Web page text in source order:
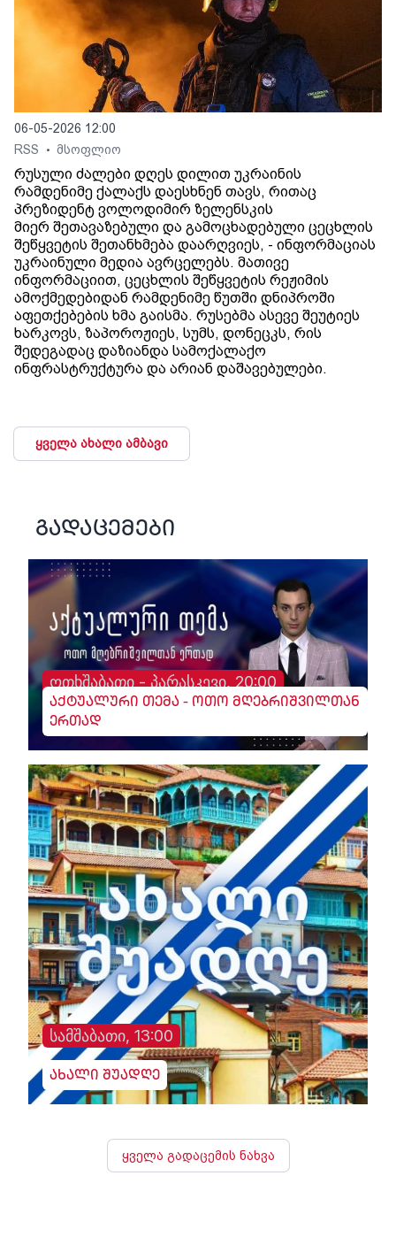
06-05-2026 12:00
RSS
• მსოფლიო
რუსული ძალები დღეს დილით უკრაინის
რამდენიმე ქალაქს დაესხნენ თავს, რითაც
პრეზიდენტ ვოლოდიმირ ზელენსკის
მიერ შეთავაზებული და გამოცხადებული ცეცხლის
შეწყვეტის შეთანხმება დაარღვიეს, - ინფორმაციას
უკრაინული მედია ავრცელებს. მათივე
ინფორმაციით, ცეცხლის შეწყვეტის რეჟიმის
ამოქმედებიდან რამდენიმე წუთში დნიპროში
აფეთქებების ხმა გაისმა. რუსებმა ასევე შეუტიეს
ხარკოვს, ზაპოროჟიეს, სუმს, დონეცკს, რის
შედეგადაც დაზიანდა სამოქალაქო
ინფრასტრუქტურა და არიან დაშავებულები.
ყველა ახალი ამბავი
გადაცემები
ოთხშაბათი - პარასკევი, 20:00
აქტუალური თემა - ოთო მღებრიშვილთან
ერთად
სამშაბათი, 13:00
ახალი შუადღე
ყველა გადაცემის ნახვა